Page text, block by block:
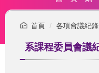
首頁 各項會議紀錄
系課程委員會議